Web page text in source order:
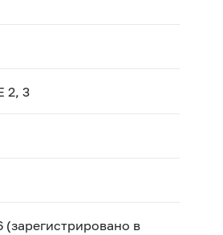
2, 3
(зарегистрировано в